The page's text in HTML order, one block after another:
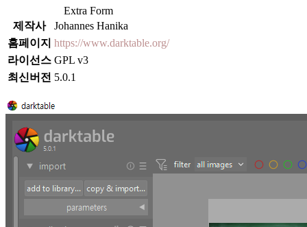
Extra Form
제작사
Johannes Hanika
홈페이지 https://www.darktable.org/
라이선스 GPL v3
최신버전 5.0.1